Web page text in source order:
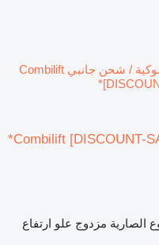
رافعة شوكية / شحن جانبي Combilift
Combilift [DISCOUNT-
الصارية مزدوج علو ارتفاع